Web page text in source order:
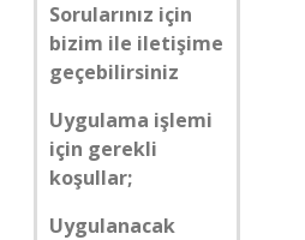
Sorularınız için
bizim ile iletişime
geçebilirsiniz
Uygulama işlemi
için gerekli
koşullar;
Uygulanacak